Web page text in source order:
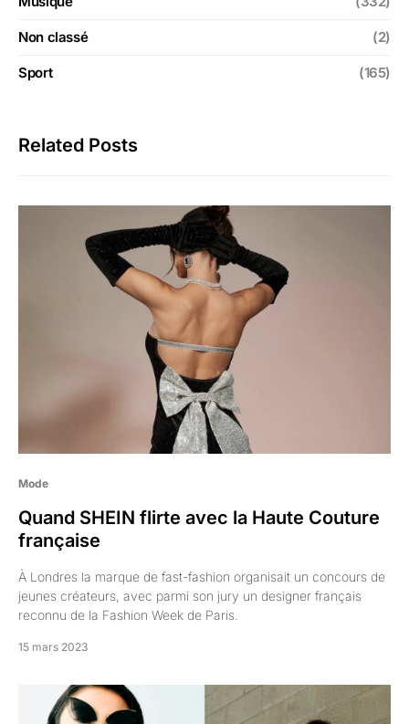
Non classé (2)
Sport (165)
Related Posts
Mode
Quand SHEIN flirte avec la Haute Couture
française
À Londres la marque de fast-fashion organisait un concours de
jeunes créateurs, avec parmi son jury un designer français
reconnu de la Fashion Week de Paris.
15 mars 2023